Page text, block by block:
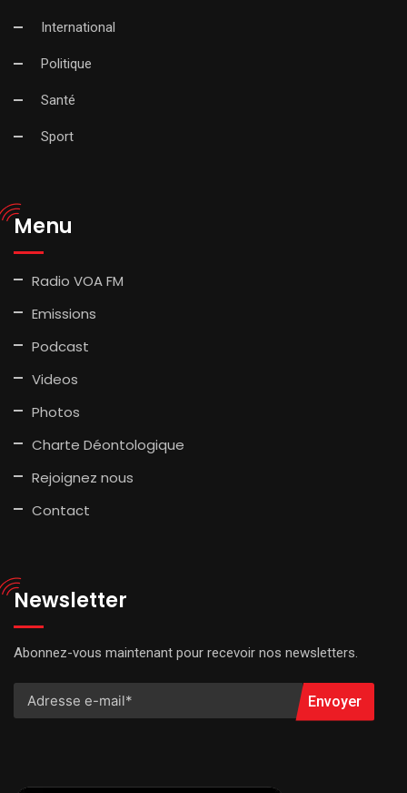
International
Politique
Santé
Sport
Menu
Radio VOA FM
Emissions
Podcast
Videos
Photos
Charte Déontologique
Rejoignez nous
Contact
Newsletter
Abonnez-vous maintenant pour recevoir nos newsletters.
Envoyer